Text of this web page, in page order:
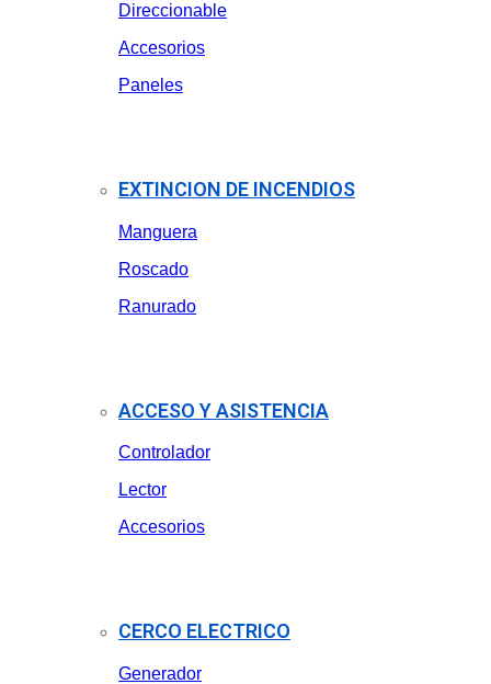
Direccionable
Accesorios
Paneles
EXTINCION DE INCENDIOS
Manguera
Roscado
Ranurado
ACCESO Y ASISTENCIA
Controlador
Lector
Accesorios
CERCO ELECTRICO
Generador